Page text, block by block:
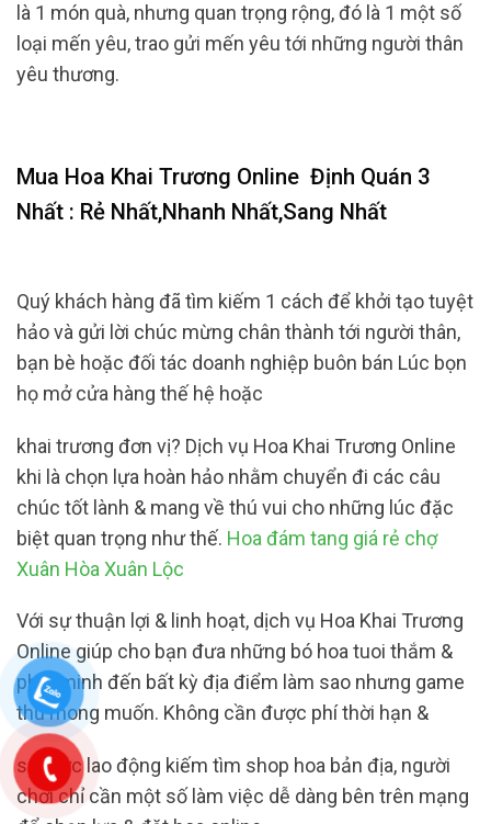
là 1 món quà, nhưng quan trọng rộng, đó là 1 một số
loại mến yêu, trao gửi mến yêu tới những người thân
yêu thương.
Mua Hoa Khai Trương Online Định Quán 3
Nhất : Rẻ Nhất,Nhanh Nhất,Sang Nhất
Quý khách hàng đã tìm kiếm 1 cách để khởi tạo tuyệt
hảo và gửi lời chúc mừng chân thành tới người thân,
bạn bè hoặc đối tác doanh nghiệp buôn bán Lúc bọn
họ mở cửa hàng thế hệ hoặc
khai trương đơn vị? Dịch vụ Hoa Khai Trương Online
khi là chọn lựa hoàn hảo nhằm chuyển đi các câu
chúc tốt lành & mang về thú vui cho những lúc đặc
biệt quan trọng như thế. Hoa đám tang giá rẻ chợ
Xuân Hòa Xuân Lộc
Với sự thuận lợi & linh hoạt, dịch vụ Hoa Khai Trương
Online giúp cho bạn đưa những bó hoa tuoi thắm &
phát minh đến bất kỳ địa điểm làm sao nhưng game
thủ mong muốn. Không cần được phí thời hạn &
sức lực lao động kiếm tìm shop hoa bản địa, người
chơi chỉ cần một số làm việc dễ dàng bên trên mạng